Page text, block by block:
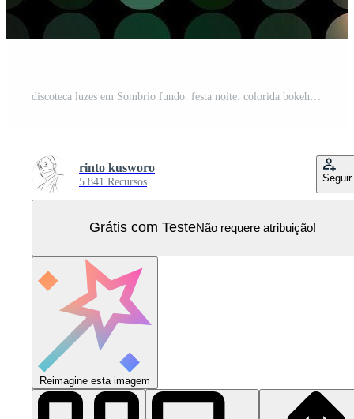
rinto kusworo
5.841 Recursos Seguir
Grátis com TesteNão requere atribuição!
Reimagine esta imagem